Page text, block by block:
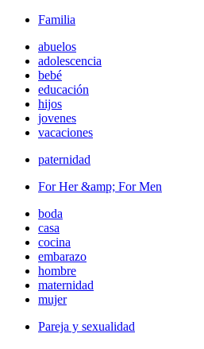
Familia
abuelos
adolescencia
bebé
educación
hijos
jovenes
vacaciones
paternidad
For Her &amp; For Men
boda
casa
cocina
embarazo
hombre
maternidad
mujer
Pareja y sexualidad